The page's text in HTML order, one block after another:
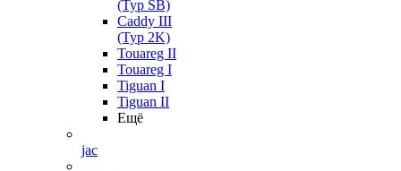
(Typ SB)
Caddy III
(Typ 2K)
Touareg II
Touareg I
Tiguan I
Tiguan II
Ещё
jac